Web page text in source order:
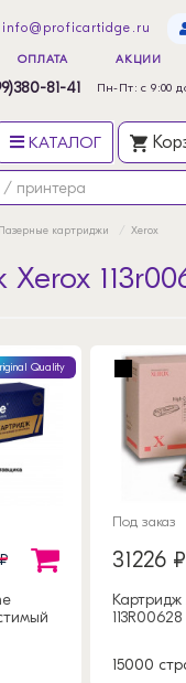
info@proficartidge.ru
ОПЛАТА АКЦИИ
81-41 Пн-Пт: с 9:00
КАТАЛОГ
картриджи Xerox
Quality
Под заказ
31226 ₽
Картридж
15000